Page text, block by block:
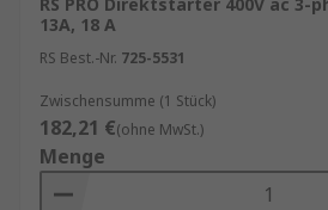
13A, 18 A
RS Best.-Nr. 725-5531
Zwischensumme (1 Stück)
182,21 €(ohne MwSt.)
Menge